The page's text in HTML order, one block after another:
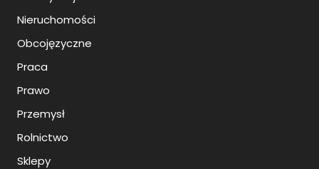
Nieruchomości
Obcojęzyczne
Praca
Prawo
Przemysł
Rolnictwo
Sklepy